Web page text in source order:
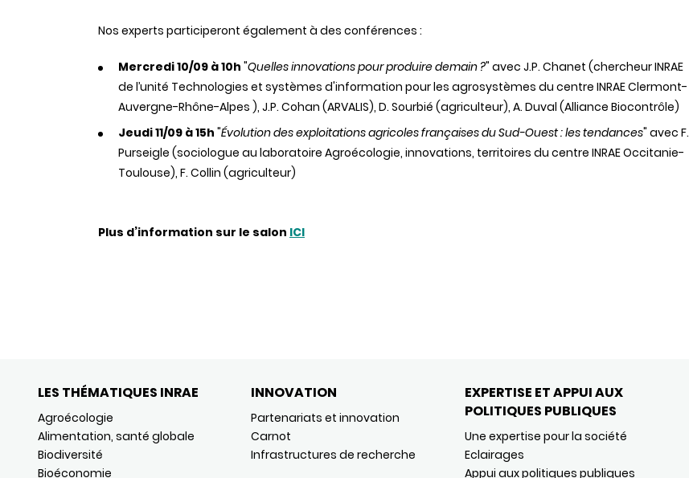
Nos experts participeront également à des conférences :
Mercredi 10/09 à 10h "Quelles innovations pour produire demain ?" avec J.P. Chanet (chercheur INRAE
de l’unité Technologies et systèmes d'information pour les agrosystèmes du centre INRAE Clermont-
Auvergne-Rhône-Alpes ), J.P. Cohan (ARVALIS), D. Sourbié (agriculteur), A. Duval (Alliance Biocontrôle)
Jeudi 11/09 à 15h "Évolution des exploitations agricoles françaises du Sud-Ouest : les tendances" avec F.
Purseigle (sociologue au laboratoire Agroécologie, innovations, territoires du centre INRAE Occitanie-
Toulouse), F. Collin (agriculteur)
Plus d’information sur le salon ICI
LES THÉMATIQUES INRAE
Agroécologie
Alimentation, santé globale
Biodiversité
Bioéconomie
INNOVATION
Partenariats et innovation
Carnot
Infrastructures de recherche
EXPERTISE ET APPUI AUX
POLITIQUES PUBLIQUES
Une expertise pour la société
Eclairages
Appui aux politiques publiques